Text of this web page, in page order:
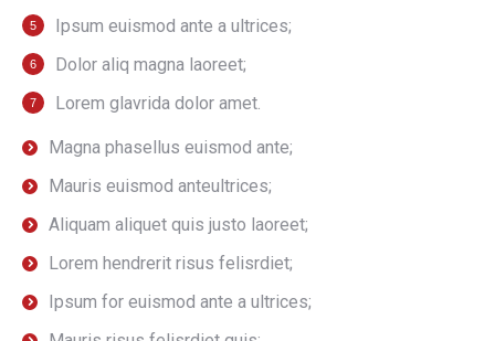
Ipsum euismod ante a ultrices;
Dolor aliq magna laoreet;
Lorem glavrida dolor amet.
Magna phasellus euismod ante;
Mauris euismod anteultrices;
Aliquam aliquet quis justo laoreet;
Lorem hendrerit risus felisrdiet;
Ipsum for euismod ante a ultrices;